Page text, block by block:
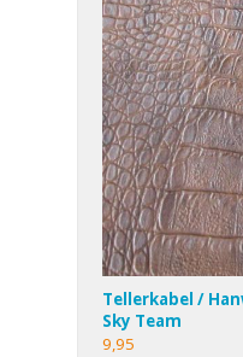
Tellerkabel /
Sky Team
9,95